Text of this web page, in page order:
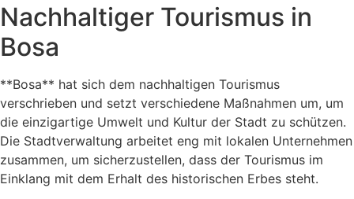
Nachhaltiger Tourismus in
Bosa
**Bosa** hat sich dem nachhaltigen Tourismus
verschrieben und setzt verschiedene Maßnahmen um, um
die einzigartige Umwelt und Kultur der Stadt zu schützen.
Die Stadtverwaltung arbeitet eng mit lokalen Unternehmen
zusammen, um sicherzustellen, dass der Tourismus im
Einklang mit dem Erhalt des historischen Erbes steht.